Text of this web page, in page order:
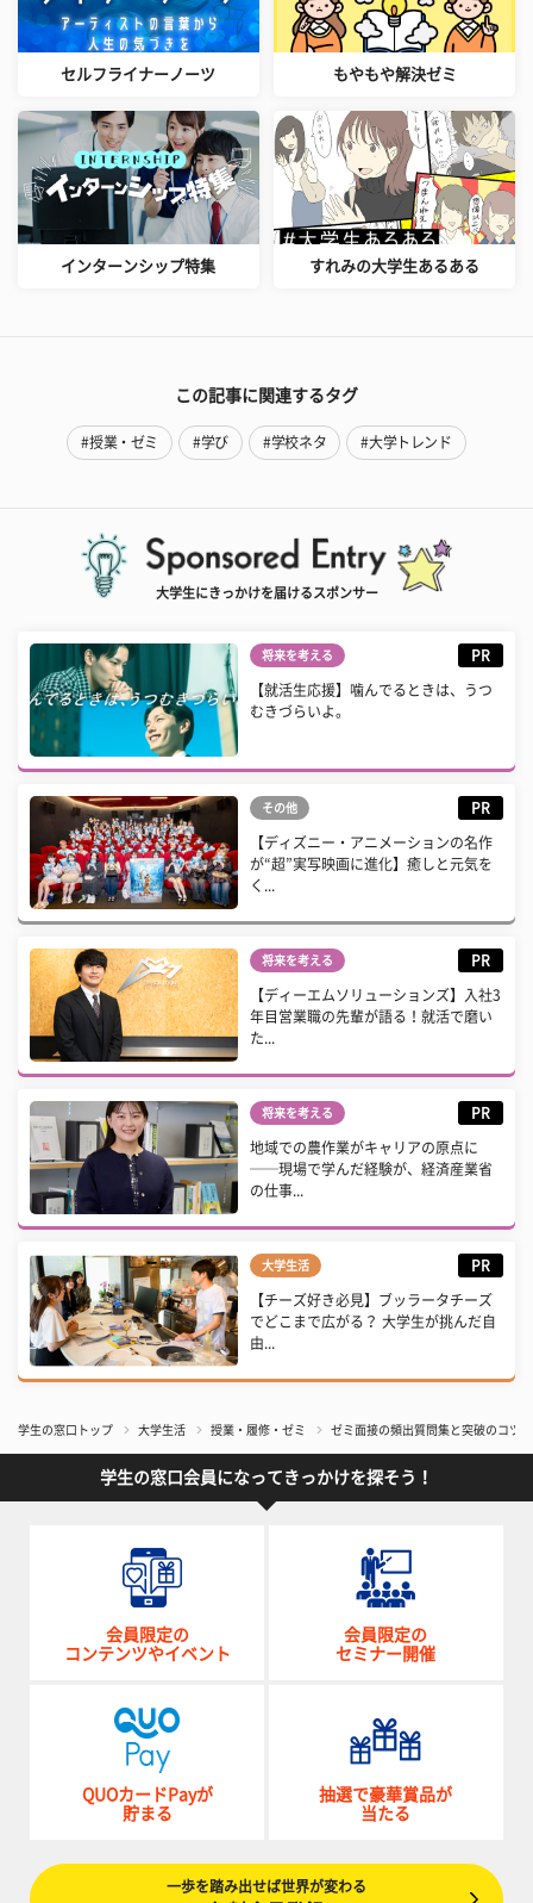
セルフライナーノーツ もやもや解決ゼミ
インターンシップ特集 すれみの大学生あるある
この記事に関連するタグ
#授業・ゼミ #学び #学校ネタ #大学トレンド
大学生にきっかけを届けるスポンサー
将来を考える PR
【就活生応援】噛んでるときは、うつ
むきづらいよ。
その他 PR
【ディズニー・アニメーションの名作
が“超”実写映画に進化】癒しと元気を
く...
将来を考える PR
【ディーエムソリューションズ】入社3
年目営業職の先輩が語る！就活で磨い
た...
将来を考える PR
地域での農作業がキャリアの原点に
──現場で学んだ経験が、経済産業省
の仕事...
大学生活 PR
【チーズ好き必見】ブッラータチーズ
でどこまで広がる？ 大学生が挑んだ自
由...
学生の窓口トップ 大学生活 授業・履修・ゼミ ゼミ面接の頻出質問集と突破のコツ
学生の窓口会員になってきっかけを探そう！
会員限定の
コンテンツやイベント
会員限定の
セミナー開催
QUOカードPayが
貯まる
抽選で豪華賞品が
当たる
一歩を踏み出せば世界が変わる